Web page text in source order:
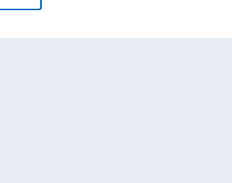
del Sacrificio del Lavoro Italiano nel Mondo